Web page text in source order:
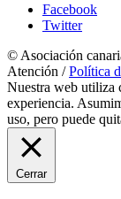
Facebook
Twitter
© Asociación
Atención /Política
Nuestra web utiliza
experiencia.
uso, pero puede
Cerrar